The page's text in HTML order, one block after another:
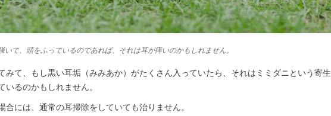
いて、頭をふっているのであれば、それは耳が痒いのかもしれません。
みて、もし黒い耳垢（みみあか）がたくさん入っていたら、それはミミダニという寄生
いるのかもしれません。
合には、通常の耳掃除をしていても治りません。